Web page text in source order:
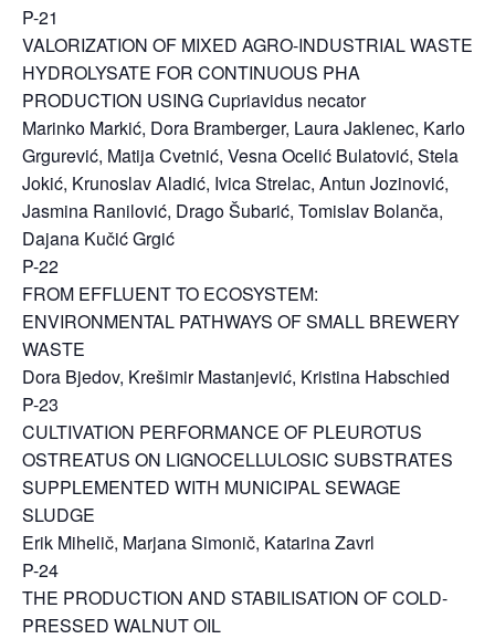
P-21
VALORIZATION OF MIXED AGRO-INDUSTRIAL WASTE
HYDROLYSATE FOR CONTINUOUS PHA
PRODUCTION USING Cupriavidus necator
Marinko Markić, Dora Bramberger, Laura Jaklenec, Karlo
Grgurević, Matija Cvetnić, Vesna Ocelić Bulatović, Stela
Jokić, Krunoslav Aladić, Ivica Strelac, Antun Jozinović,
Jasmina Ranilović, Drago Šubarić, Tomislav Bolanča,
Dajana Kučić Grgić
P-22
FROM EFFLUENT TO ECOSYSTEM:
ENVIRONMENTAL PATHWAYS OF SMALL BREWERY
WASTE
Dora Bjedov, Krešimir Mastanjević, Kristina Habschied
P-23
CULTIVATION PERFORMANCE OF PLEUROTUS
OSTREATUS ON LIGNOCELLULOSIC SUBSTRATES
SUPPLEMENTED WITH MUNICIPAL SEWAGE
SLUDGE
Erik Mihelič, Marjana Simonič, Katarina Zavrl
P-24
THE PRODUCTION AND STABILISATION OF COLD-
PRESSED WALNUT OIL